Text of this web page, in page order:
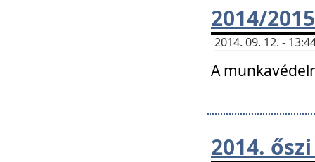
2014/
2014. 09. 12. -
A
2014.